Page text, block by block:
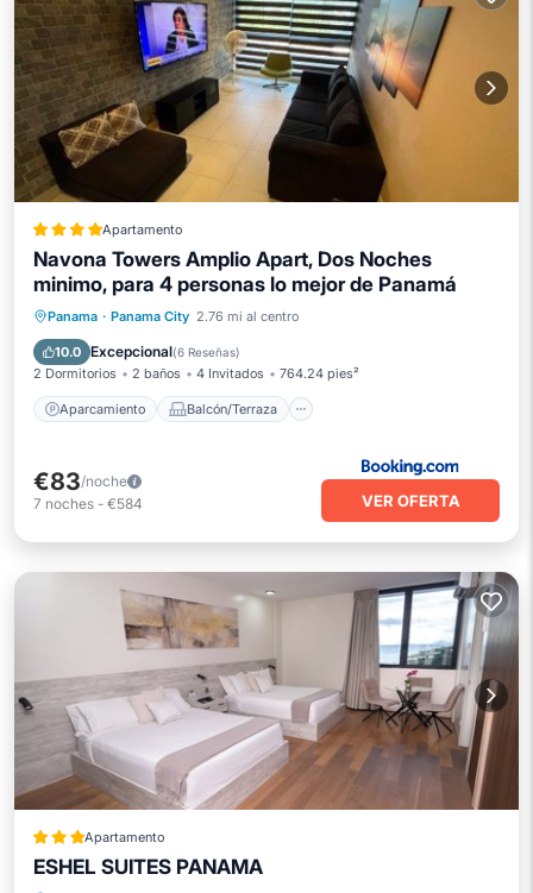
Apartamento
Navona Towers Amplio Apart, Dos Noches
minimo, para 4 personas lo mejor de Panamá
Panama · Panama City 2.76 mi al centro
10.0 Excepcional(6 Reseñas)
2 Dormitorios 2 baños 4 Invitados 764.24 pies²
Aparcamiento Balcón/Terraza
Aparcamiento
Balcón/Terraza
Aire acondicionado
€83/noche
7 noches - €584 VER OFERTA
Apartamento
ESHEL SUITES PANAMA